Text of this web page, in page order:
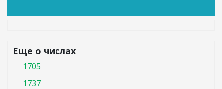
Еще о числах
1705
1737